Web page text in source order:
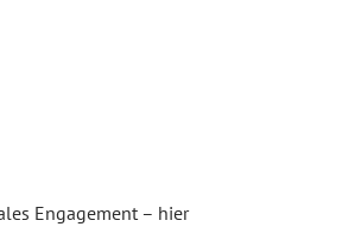
Engagement – hier